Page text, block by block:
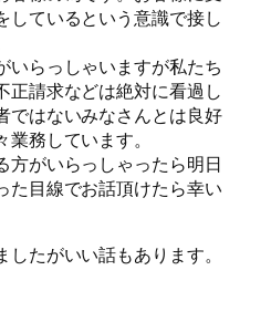
しているという意識で接し
いらっしゃいますが私たち
正請求などは絶対に看過し
ではないみなさんとは良好
務しています。
方がいらっしゃったら明日
た目線でお話頂けたら幸い
たがいい話もあります。